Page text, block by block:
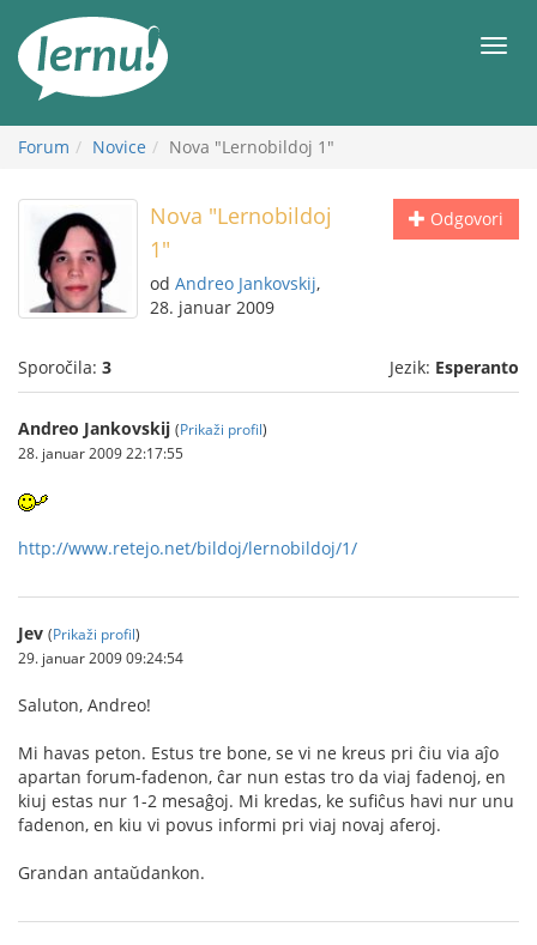
vsebini
Meni
Forum Novice Nova "Lernobildoj 1"
Odgovori
Nova "Lernobildoj
1"
od Andreo Jankovskij,
28. januar 2009
Sporočila: 3 Jezik: Esperanto
Andreo Jankovskij (Prikaži profil)
28. januar 2009 22:17:55
http://www.retejo.net/bildoj/lernobildoj/1/
Jev (Prikaži profil)
29. januar 2009 09:24:54
Saluton, Andreo!
Mi havas peton. Estus tre bone, se vi ne kreus pri ĉiu via aĵo
apartan forum-fadenon, ĉar nun estas tro da viaj fadenoj, en
kiuj estas nur 1-2 mesaĝoj. Mi kredas, ke sufiĉus havi nur unu
fadenon, en kiu vi povus informi pri viaj novaj aferoj.
Grandan antaŭdankon.